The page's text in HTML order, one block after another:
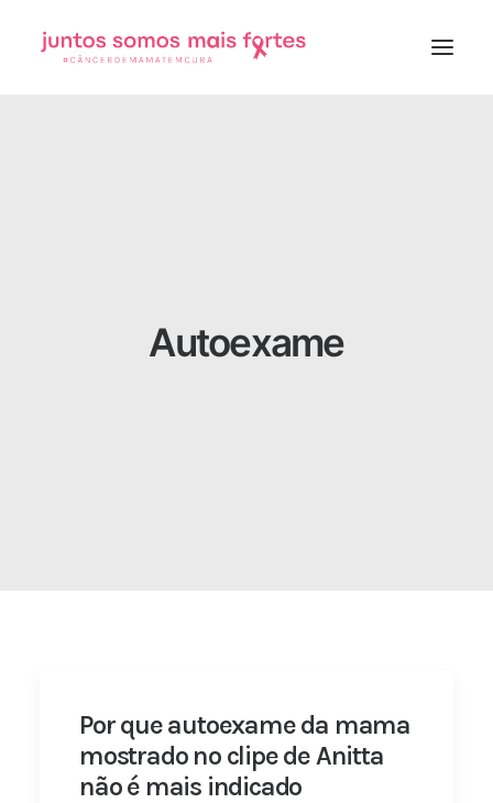
Autoexame
Por que autoexame da mama
mostrado no clipe de Anitta
não é mais indicado